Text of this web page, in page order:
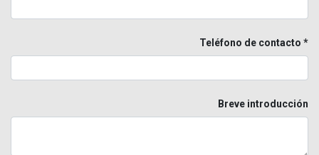
Teléfono de contacto
Breve introducción